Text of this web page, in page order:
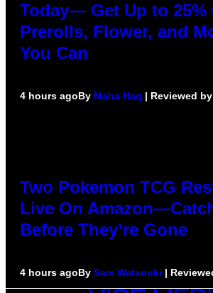
Today— Get Up to 25%
Prerolls, Flower, and
You Can
4 hours agoBy Maha Haq | Reviewed by
Two Pokemon TCG
Live On
Before They’re Gone
4 hours agoBy Sam Watanuki |